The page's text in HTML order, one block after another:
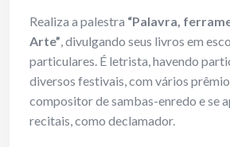
Realiza a palestra “Palavra,
Arte”, divulgando seus livros em
particulares. É letrista, havendo
diversos festivais, com vários
compositor de sambas-enredo e se
recitais, como declamador.